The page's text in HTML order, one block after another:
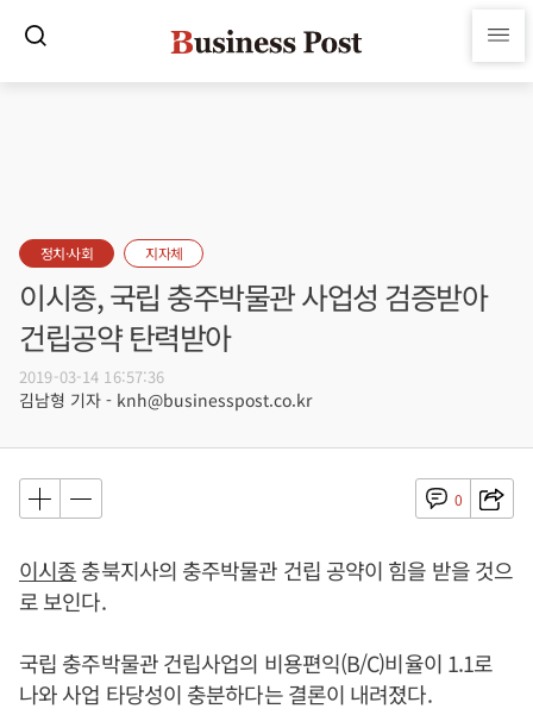
정치·사회 지자체
이시종, 국립 충주박물관 사업성 검증받아
건립공약 탄력받아
2019-03-14 16:57:36
김남형 기자 - knh@businesspost.co.kr
0
이시종충북지사의 충주박물관 건립 공약이 힘을 받을 것으
로 보인다.
국립 충주박물관 건립사업의 비용편익(B/C)비율이 1.1로
나와 사업 타당성이 충분하다는 결론이 내려졌다.